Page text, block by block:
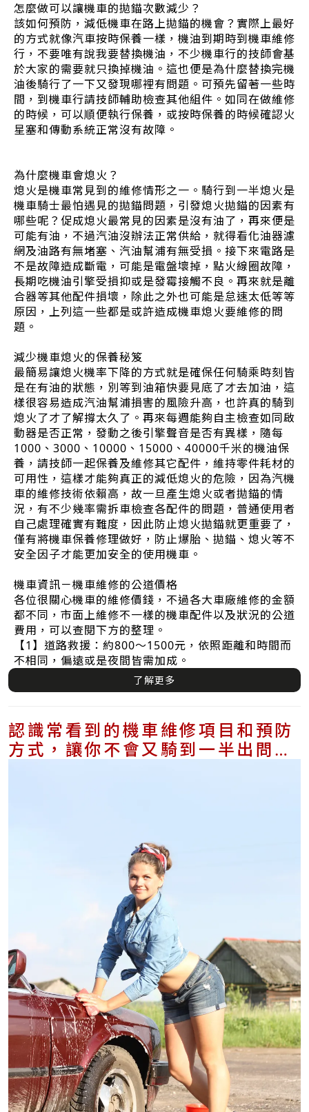
怎麼做可以讓機車的拋錨次數減少？
該如何預防，減低機車在路上拋錨的機會？實際上最好
的方式就像汽車按時保養一樣，機油到期時到機車維修
行，不要唯有說我要替換機油，不少機車行的技師會基
於大家的需要就只換掉機油。這也便是為什麼替換完機
油後騎行了一下又發現哪裡有問題。可預先留著一些時
間，到機車行請技師輔助檢查其他組件。如同在做維修
的時候，可以順便執行保養，或按時保養的時候確認火
星塞和傳動系統正常沒有故障。
為什麼機車會熄火？
熄火是機車常見到的維修情形之一。騎行到一半熄火是
機車騎士最怕遇見的拋錨問題，引發熄火拋錨的因素有
哪些呢？促成熄火最常見的因素是沒有油了，再來便是
可能有油，不過汽油沒辦法正常供給，就得看化油器濾
網及油路有無堵塞、汽油幫浦有無受損。接下來電路是
不是故障造成斷電，可能是電盤壞掉，點火線圈故障，
長期吃機油引擎受損抑或是發霉接觸不良。再來就是離
合器等其他配件損壞，除此之外也可能是怠速太低等等
原因，上列這一些都是或許造成機車熄火要維修的問
題。
減少機車熄火的保養秘笈
最簡易讓熄火機率下降的方式就是確保任何騎乘時刻皆
是在有油的狀態，別等到油箱快要見底了才去加油，這
樣很容易造成汽油幫浦損害的風險升高，也許真的騎到
熄火了才了解撐太久了。再來每週能夠自主檢查如同啟
動器是否正常，發動之後引擎聲音是否有異樣，隨每
1000、3000、10000、15000、40000千米的機油保
養，請技師一起保養及維修其它配件，維持零件耗材的
可用性，這樣才能夠真正的減低熄火的危險，因為汽機
車的維修技術依賴高，故一旦產生熄火或者拋錨的情
況，有不少幾率需拆車檢查各配件的問題，普通使用者
自己處理確實有難度，因此防止熄火拋錨就更重要了，
僅有將機車保養修理做好，防止爆胎、拋錨、熄火等不
安全因子才能更加安全的使用機車。
機車資訊－機車維修的公道價格
各位很關心機車的維修價錢，不過各大車廠維修的金額
都不同，市面上維修不一樣的機車配件以及狀況的公道
費用，可以查閱下方的整理。
【1】道路救援：約800～1500元，依照距離和時間而
不相同，偏遠或是夜間皆需加成。
了解更多
認識常看到的機車維修項目和預防
方式，讓你不會又騎到一半出問